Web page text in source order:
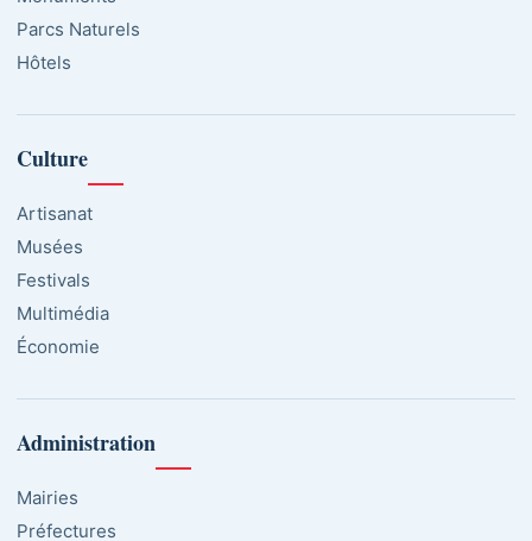
Parcs Naturels
Hôtels
Culture
Artisanat
Musées
Festivals
Multimédia
Économie
Administration
Mairies
Préfectures